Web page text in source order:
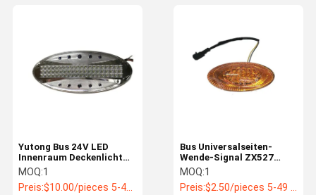
Yutong Bus 24V LED
Innenraum Deckenlicht
Hohe Helligkeit Warm
kühl Mehrfarbiger Bus
Ersatzteil
MOQ:1
Preis:$10.00/pieces 5-49 pieces
Bus Universalseiten-
Wende-Signal ZX527
Wasser Tropfen LED
5000h 3M Klebstoff GB
ECE Bus Ersatzteile 4111-
MOQ:1
Preis:$2.50/pieces 5-49 pieces